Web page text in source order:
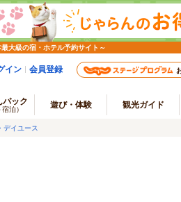
大級の宿・ホテル予約サイト～
イン 会員登録
パック
泊） 遊び・体験 観光ガイド
デイユース